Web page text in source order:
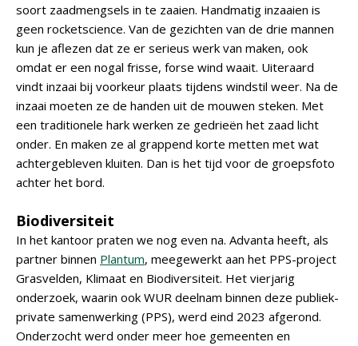
soort zaadmengsels in te zaaien. Handmatig inzaaien is
geen rocketscience. Van de gezichten van de drie mannen
kun je aflezen dat ze er serieus werk van maken, ook
omdat er een nogal frisse, forse wind waait. Uiteraard
vindt inzaai bij voorkeur plaats tijdens windstil weer. Na de
inzaai moeten ze de handen uit de mouwen steken. Met
een traditionele hark werken ze gedrieën het zaad licht
onder. En maken ze al grappend korte metten met wat
achtergebleven kluiten. Dan is het tijd voor de groepsfoto
achter het bord.
Biodiversiteit
In het kantoor praten we nog even na. Advanta heeft, als
partner binnen Plantum, meegewerkt aan het PPS-project
Grasvelden, Klimaat en Biodiversiteit. Het vierjarig
onderzoek, waarin ook WUR deelnam binnen deze publiek-
private samenwerking (PPS), werd eind 2023 afgerond.
Onderzocht werd onder meer hoe gemeenten en